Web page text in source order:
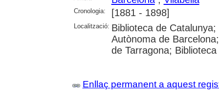
Cronologia: [1881 - 1898]
Localització: Biblioteca de
Autònoma de
de Tarragona;
Enllaç permanent a aquest